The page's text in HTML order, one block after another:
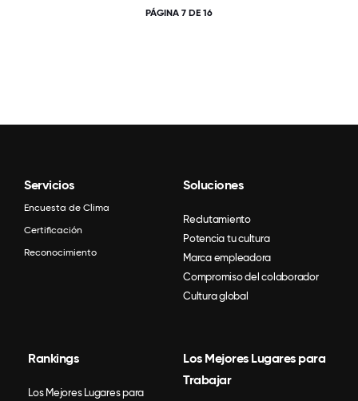
PÁGINA 7 DE 16
Servicios
Encuesta de Clima
Certificación
Reconocimiento
Soluciones
Reclutamiento
Potencia tu cultura
Marca empleadora
Compromiso del colaborador
Cultura global
Rankings
Los Mejores Lugares para
Los Mejores Lugares para
Trabajar